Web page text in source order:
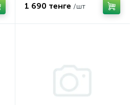
1 690 тенге /шт